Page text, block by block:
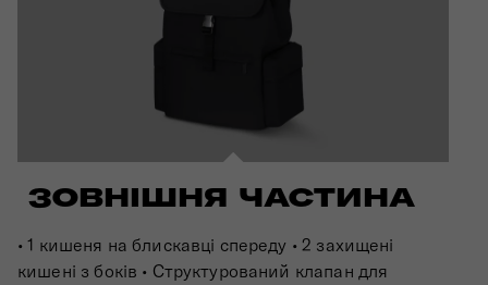
ЗОВНІШНЯ ЧАСТИНА
• 1 кишеня на блискавці спереду • 2 захищені
кишені з боків • Структурований клапан для